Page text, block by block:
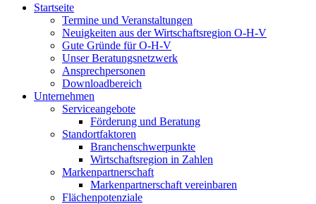
Startseite
Termine und Veranstaltungen
Neuigkeiten aus der Wirtschaftsregion O-H-V
Gute Gründe für O-H-V
Unser Beratungsnetzwerk
Ansprechpersonen
Downloadbereich
Unternehmen
Serviceangebote
Förderung und Beratung
Standortfaktoren
Branchenschwerpunkte
Wirtschaftsregion in Zahlen
Markenpartnerschaft
Markenpartnerschaft vereinbaren
Flächenpotenziale